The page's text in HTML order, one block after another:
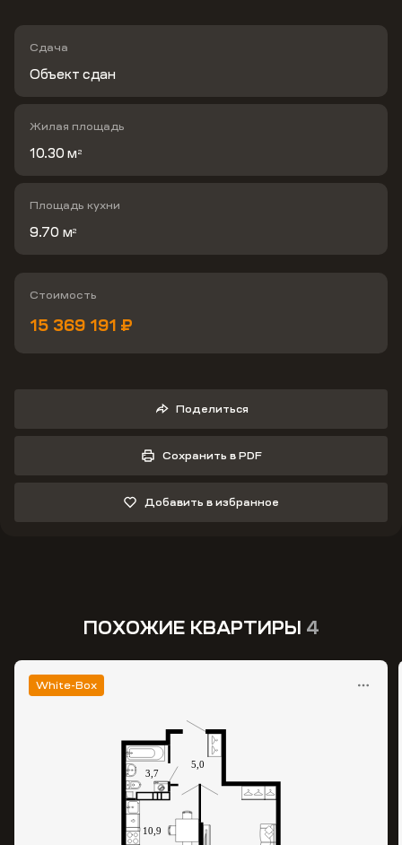
Сдача
Объект сдан
Жилая площадь
10.30 м 2
Площадь кухни
9.70 м2
Стоимость
15 369 191 ₽
Поделиться
Сохранить в PDF
Добавить в избранное
ПОХОЖИЕ КВАРТИРЫ 4
White-Box